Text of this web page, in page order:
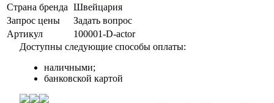
Страна бренда Швейцария
Запрос цены
Задать вопрос
Артикул
100001-D-actor
Доступны следующие способы оплаты:
наличными;
банковской картой